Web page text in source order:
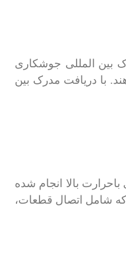
بین المللی جوشکاری
با دریافت مدرک بین
بالا انجام شده
که شامل اتصال قطعات،